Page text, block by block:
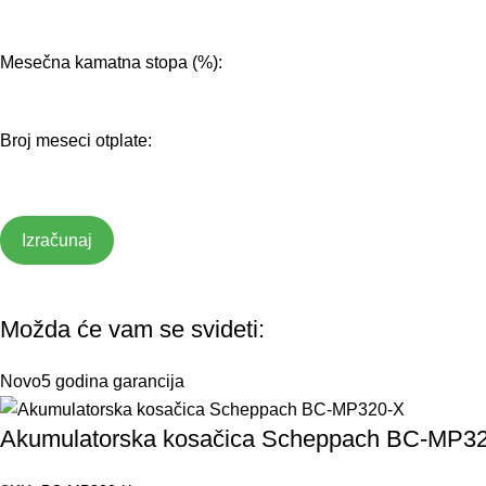
Mesečna kamatna stopa (%):
Broj meseci otplate:
Izračunaj
Možda će vam se svideti:
Novo5 godina garancija
Akumulatorska kosačica Scheppach BC-